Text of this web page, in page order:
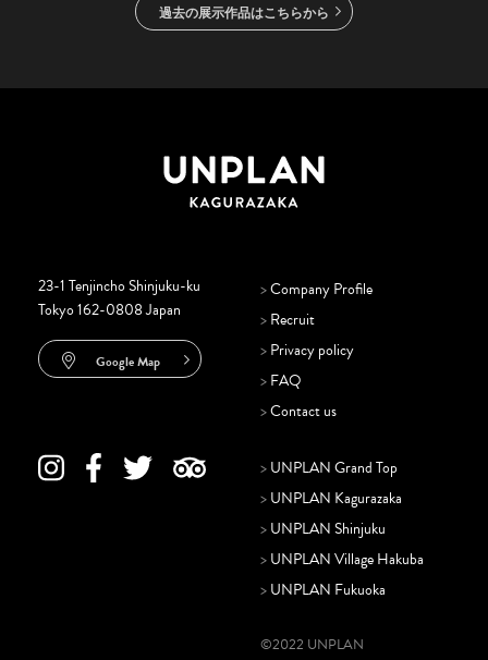
過去の展示作品はこちらから
23-1 Tenjincho Shinjuku-ku
Tokyo 162-0808 Japan
Google Map
>Company Profile
>Recruit
>Privacy policy
>FAQ
>Contact us
>UNPLAN Grand Top
>UNPLAN Kagurazaka
>UNPLAN Shinjuku
>UNPLAN Village Hakuba
>UNPLAN Fukuoka
©2022 UNPLAN